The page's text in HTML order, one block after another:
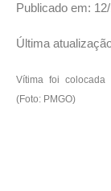
Publicado em:
Última
Vítima foi colocada
(Foto: PMGO)